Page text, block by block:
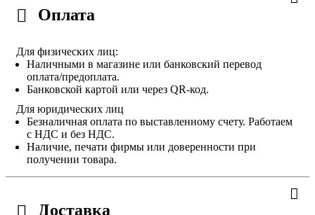
Оплата
Для физических лиц:
Наличными в магазине или банковский перевод
оплата/предоплата.
Банковской картой или через QR-код.
Для юридических лиц
Безналичная оплата по выставленному счету. Работаем
с НДС и без НДС.
Наличие, печати фирмы или доверенности при
получении товара.
Доставка